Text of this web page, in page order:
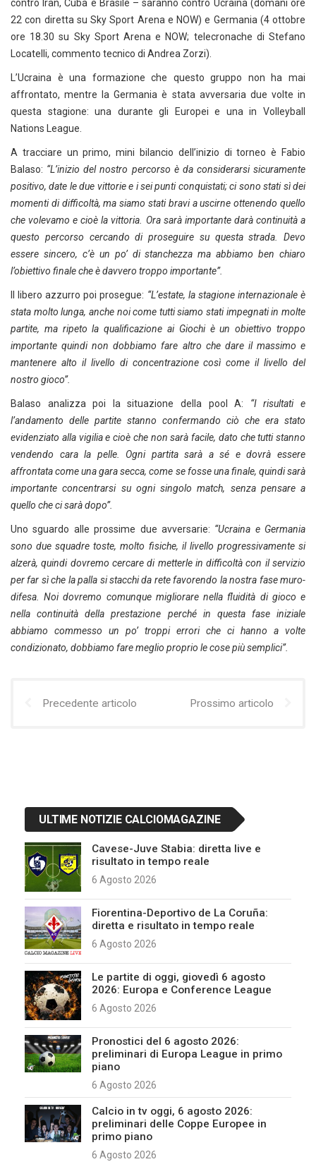
contro Iran, Cuba e Brasile – saranno contro Ucraina (domani ore
22 con diretta su Sky Sport Arena e NOW) e Germania (4 ottobre
ore 18.30 su Sky Sport Arena e NOW; telecronache di Stefano
Locatelli, commento tecnico di Andrea Zorzi).
L’Ucraina è una formazione che questo gruppo non ha mai
affrontato, mentre la Germania è stata avversaria due volte in
questa stagione: una durante gli Europei e una in Volleyball
Nations League.
A tracciare un primo, mini bilancio dell’inizio di torneo è Fabio
Balaso: “L’inizio del nostro percorso è da considerarsi sicuramente
positivo, date le due vittorie e i sei punti conquistati; ci sono stati sì dei
momenti di difficoltà, ma siamo stati bravi a uscirne ottenendo quello
che volevamo e cioè la vittoria. Ora sarà importante darà continuità a
questo percorso cercando di proseguire su questa strada. Devo
essere sincero, c’è un po’ di stanchezza ma abbiamo ben chiaro
l’obiettivo finale che è davvero troppo importante”.
Il libero azzurro poi prosegue: “L’estate, la stagione internazionale è
stata molto lunga, anche noi come tutti siamo stati impegnati in molte
partite, ma ripeto la qualificazione ai Giochi è un obiettivo troppo
importante quindi non dobbiamo fare altro che dare il massimo e
mantenere alto il livello di concentrazione così come il livello del
nostro gioco”.
Balaso analizza poi la situazione della pool A: “I risultati e
l’andamento delle partite stanno confermando ciò che era stato
evidenziato alla vigilia e cioè che non sarà facile, dato che tutti stanno
vendendo cara la pelle. Ogni partita sarà a sé e dovrà essere
affrontata come una gara secca, come se fosse una finale, quindi sarà
importante concentrarsi su ogni singolo match, senza pensare a
quello che ci sarà dopo”.
Uno sguardo alle prossime due avversarie: “Ucraina e Germania
sono due squadre toste, molto fisiche, il livello progressivamente si
alzerà, quindi dovremo cercare di metterle in difficoltà con il servizio
per far sì che la palla si stacchi da rete favorendo la nostra fase muro-
difesa. Noi dovremo comunque migliorare nella fluidità di gioco e
nella continuità della prestazione perché in questa fase iniziale
abbiamo commesso un po’ troppi errori che ci hanno a volte
condizionato, dobbiamo fare meglio proprio le cose più semplici”.
Precedente articolo Prossimo articolo
ULTIME NOTIZIE CALCIOMAGAZINE
Cavese-Juve Stabia: diretta live e
risultato in tempo reale
6 Agosto 2026
Fiorentina-Deportivo de La Coruña:
diretta e risultato in tempo reale
6 Agosto 2026
Le partite di oggi, giovedì 6 agosto
2026: Europa e Conference League
6 Agosto 2026
Pronostici del 6 agosto 2026:
preliminari di Europa League in primo
piano
6 Agosto 2026
Calcio in tv oggi, 6 agosto 2026:
preliminari delle Coppe Europee in
primo piano
6 Agosto 2026